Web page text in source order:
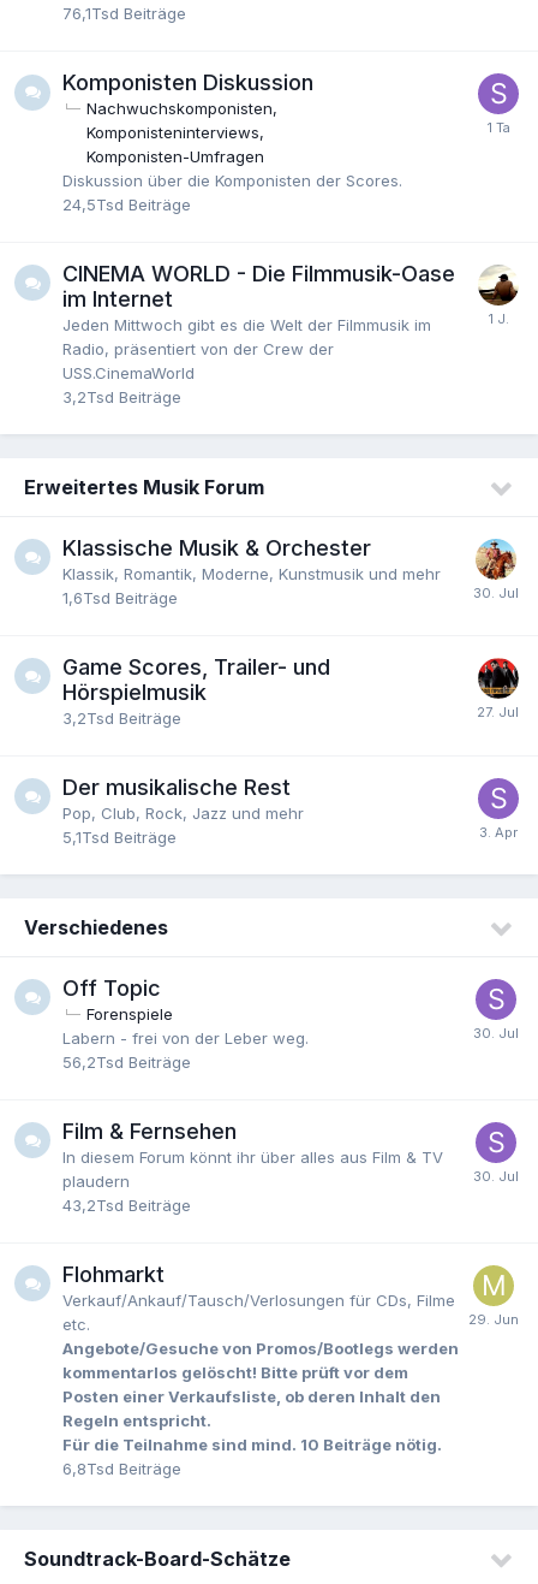
76,1Tsd Beiträge
Komponisten Diskussion
Nachwuchskomponisten
Komponisteninterviews
Komponisten-Umfragen
Diskussion über die Komponisten der Scores.
24,5Tsd Beiträge
CINEMA WORLD - Die Filmmusik-Oase
im Internet
Jeden Mittwoch gibt es die Welt der Filmmusik im
Radio, präsentiert von der Crew der
USS.CinemaWorld
3,2Tsd Beiträge
Erweitertes Musik Forum
Klassische Musik & Orchester
Klassik, Romantik, Moderne, Kunstmusik und mehr
1,6Tsd Beiträge
Game Scores, Trailer- und
Hörspielmusik
3,2Tsd Beiträge
Der musikalische Rest
Pop, Club, Rock, Jazz und mehr
5,1Tsd Beiträge
Verschiedenes
Off Topic
Forenspiele
Labern - frei von der Leber weg.
56,2Tsd Beiträge
Film & Fernsehen
In diesem Forum könnt ihr über alles aus Film & TV
plaudern
43,2Tsd Beiträge
Flohmarkt
Verkauf/Ankauf/Tausch/Verlosungen für CDs, Filme
etc.
Angebote/Gesuche von Promos/Bootlegs werden
kommentarlos gelöscht! Bitte prüft vor dem
Posten einer Verkaufsliste, ob deren Inhalt den
Regeln entspricht.
Für die Teilnahme sind mind. 10 Beiträge nötig.
6,8Tsd Beiträge
Soundtrack-Board-Schätze